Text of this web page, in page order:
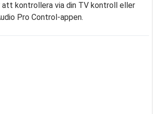
kontrollera via din TV kontroll eller
Pro Control-appen.